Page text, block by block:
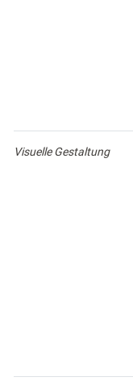
Visuelle Gestaltung